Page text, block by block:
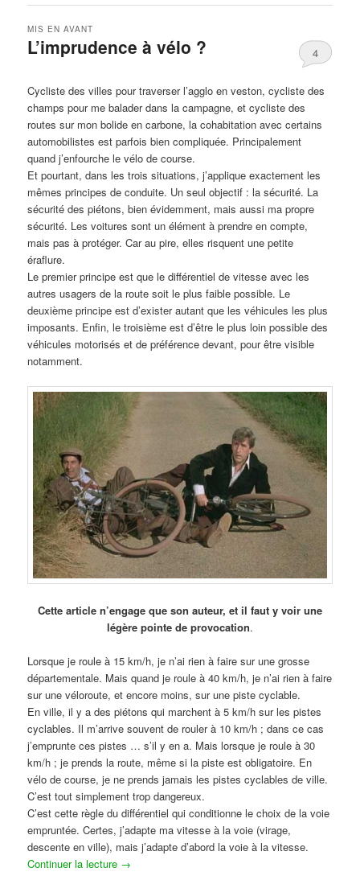
L’imprudence à vélo ?
MIS EN AVANT
4
Cycliste des villes pour traverser l’agglo en veston, cycliste des
champs pour me balader dans la campagne, et cycliste des
routes sur mon bolide en carbone, la cohabitation avec certains
automobilistes est parfois bien compliquée. Principalement
quand j’enfourche le vélo de course.
Et pourtant, dans les trois situations, j’applique exactement les
mêmes principes de conduite. Un seul objectif : la sécurité. La
sécurité des piétons, bien évidemment, mais aussi ma propre
sécurité. Les voitures sont un élément à prendre en compte,
mais pas à protéger. Car au pire, elles risquent une petite
éraflure.
Le premier principe est que le différentiel de vitesse avec les
autres usagers de la route soit le plus faible possible. Le
deuxième principe est d’exister autant que les véhicules les plus
imposants. Enfin, le troisième est d’être le plus loin possible des
véhicules motorisés et de préférence devant, pour être visible
notamment.
Cette article n’engage que son auteur, et il faut y voir une
légère pointe de provocation.
Lorsque je roule à 15 km/h, je n’ai rien à faire sur une grosse
départementale. Mais quand je roule à 40 km/h, je n’ai rien à faire
sur une véloroute, et encore moins, sur une piste cyclable.
En ville, il y a des piétons qui marchent à 5 km/h sur les pistes
cyclables. Il m’arrive souvent de rouler à 10 km/h ; dans ce cas
j’emprunte ces pistes … s’il y en a. Mais lorsque je roule à 30
km/h ; je prends la route, même si la piste est obligatoire. En
vélo de course, je ne prends jamais les pistes cyclables de ville.
C’est tout simplement trop dangereux.
C’est cette règle du différentiel qui conditionne le choix de la voie
empruntée. Certes, j’adapte ma vitesse à la voie (virage,
descente en ville), mais j’adapte d’abord la voie à la vitesse.
Continuer la lecture →